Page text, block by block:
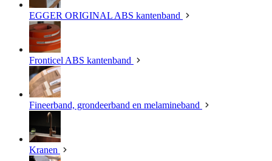
EGGER ORIGINAL ABS kantenband
Fronticel ABS kantenband
Fineerband, grondeerband en melamineband
Kranen